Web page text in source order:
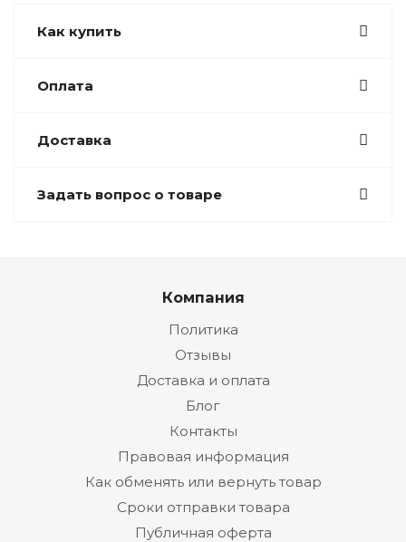
Как купить
Оплата
Доставка
Задать вопрос о товаре
Компания
Политика
Отзывы
Доставка и оплата
Блог
Контакты
Правовая информация
Как обменять или вернуть товар
Сроки отправки товара
Публичная оферта